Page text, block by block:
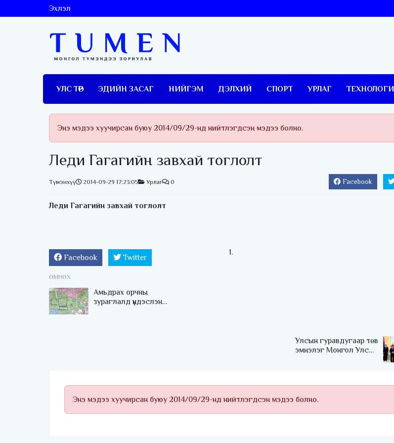
Эхлэл
УЛС ТӨР ЭДИЙН ЗАСАГ НИЙГЭМ ДЭЛХИЙ СПОРТ УРЛАГ ТЕХНОЛОГИ
Энэ мэдээ хуучирсан буюу 2014/09/29-нд нийтлэгдсэн мэдээ болно.
Леди Гагагийн завхай тоглолт
Түмэнхүү 2014-09-29 17:23:05 Урлаг 0 Facebook
Леди Гагагийн завхай тоглолт
Facebook Twitter
ӨМНӨХ
Амьдрах орчны
зураглалд үндэслэн
Улсын гуравдугаар төв
эмнэлэг Монгол Улсын
Энэ мэдээ хуучирсан буюу 2014/09/29-нд нийтлэгдсэн мэдээ болно.